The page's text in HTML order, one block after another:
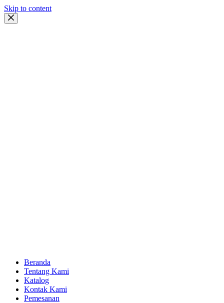
Skip to content
Beranda
Tentang Kami
Katalog
Kontak Kami
Pemesanan